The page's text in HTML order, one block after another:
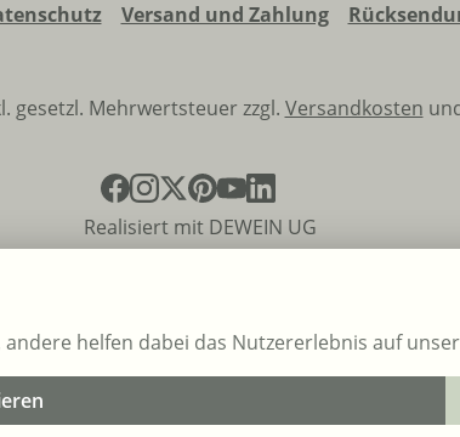
Versand und Zahlung
gesetzl. Mehrwertsteuer zzgl. Versandkosten
Realisiert mit DEWEIN UG
helfen dabei das Nutzererlebnis auf